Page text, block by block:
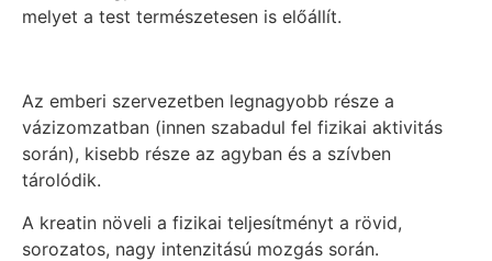
melyet a test természetesen is előállít.
Az emberi szervezetben legnagyobb része a
vázizomzatban (innen szabadul fel fizikai aktivitás
során), kisebb része az agyban és a szívben
tárolódik.
A kreatin növeli a fizikai teljesítményt a rövid,
sorozatos, nagy intenzitású mozgás során.